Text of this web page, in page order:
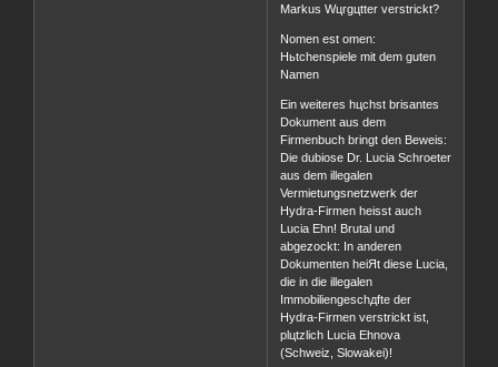
Markus Wцrgцtter verstrickt?
Nomen est omen:
Hьtchenspiele mit dem guten
Namen
Ein weiteres hцchst brisantes
Dokument aus dem
Firmenbuch bringt den Beweis:
Die dubiose Dr. Lucia Schroeter
aus dem illegalen
Vermietungsnetzwerk der
Hydra-Firmen heisst auch
Lucia Ehn! Brutal und
abgezockt: In anderen
Dokumenten heiЯt diese Lucia,
die in die illegalen
Immobiliengeschдfte der
Hydra-Firmen verstrickt ist,
plцtzlich Lucia Ehnova
(Schweiz, Slowakei)!